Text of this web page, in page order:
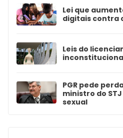
Lei que
digitais contra
Leis do
PGR pede
ministro do
sexual